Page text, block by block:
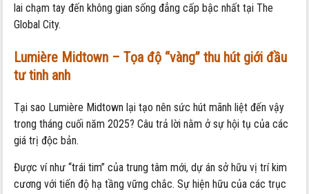
lai chạm tay đến không gian sống đẳng cấp bậc nhất tại The
Global City.
Lumière Midtown – Tọa độ “vàng” thu hút giới đầu
tư tinh anh
Tại sao Lumière Midtown lại tạo nên sức hút mãnh liệt đến vậy
trong tháng cuối năm 2025? Câu trả lời nằm ở sự hội tụ của các
giá trị độc bản.
Được ví như “trái tim” của trung tâm mới, dự án sở hữu vị trí kim
cương với tiến độ hạ tầng vững chắc. Sự hiện hữu của các trục